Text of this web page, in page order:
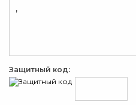
Защитный код: